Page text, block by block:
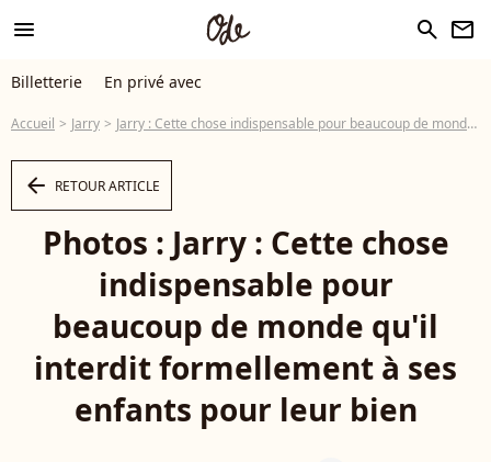
menu search newsletter
Billetterie En privé avec
Accueil Jarry Jarry : Cette chose indispensable pour beaucoup de monde qu'il interdit formellement à ses enfants pour leur bien
arrow_left RETOUR ARTICLE
Photos : Jarry : Cette chose
indispensable pour
beaucoup de monde qu'il
interdit formellement à ses
enfants pour leur bien